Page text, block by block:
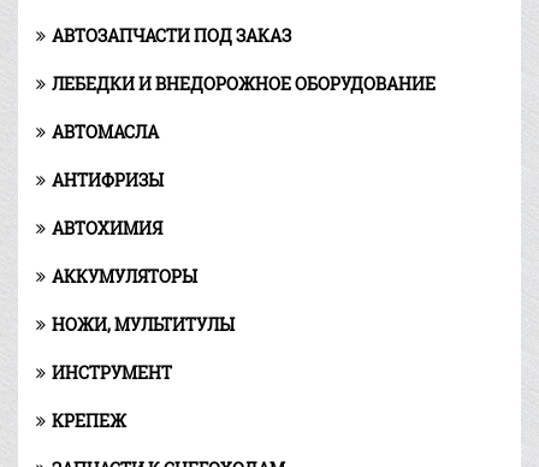
АВТОЗАПЧАСТИ ПОД ЗАКАЗ
ЛЕБЕДКИ И ВНЕДОРОЖНОЕ ОБОРУДОВАНИЕ
АВТОМАСЛА
АНТИФРИЗЫ
АВТОХИМИЯ
АККУМУЛЯТОРЫ
НОЖИ, МУЛЬТИТУЛЫ
ИНСТРУМЕНТ
КРЕПЕЖ